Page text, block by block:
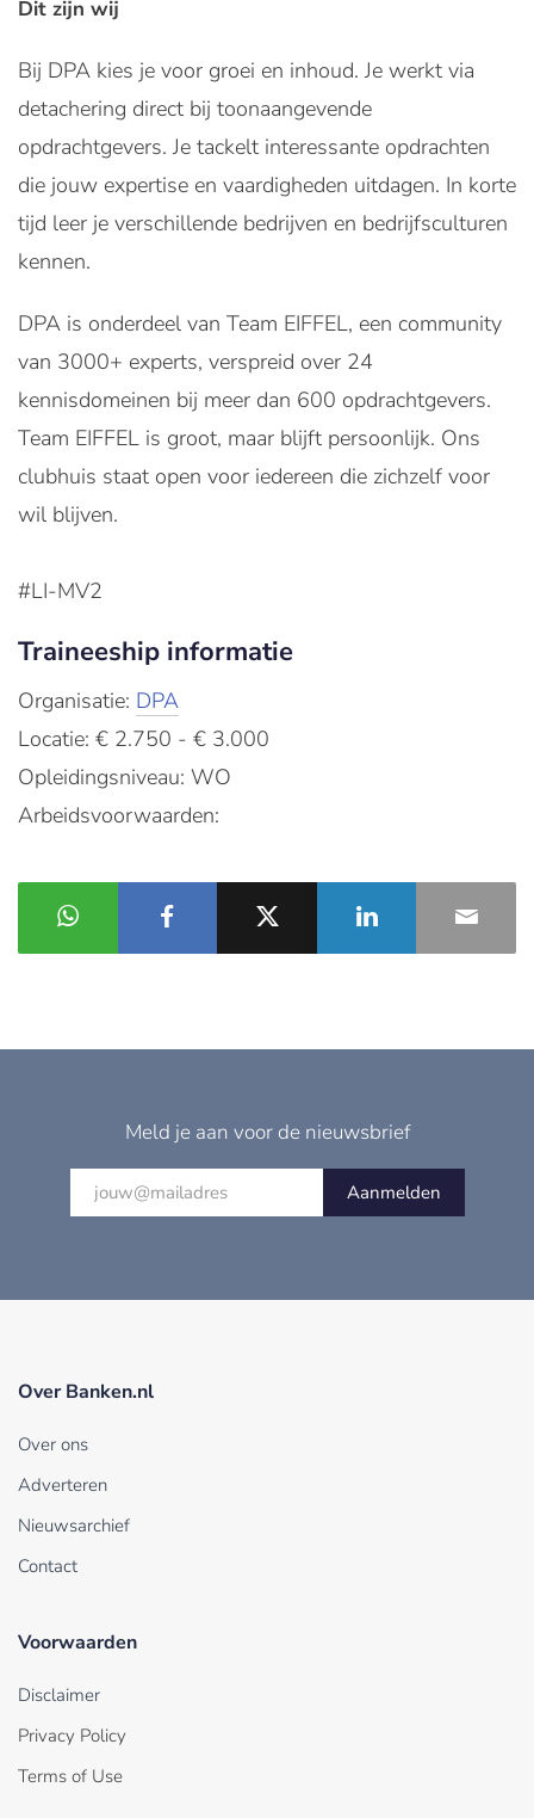
Dit zijn wij
Bij DPA kies je voor groei en inhoud. Je werkt via
detachering direct bij toonaangevende
opdrachtgevers. Je tackelt interessante opdrachten
die jouw expertise en vaardigheden uitdagen. In korte
tijd leer je verschillende bedrijven en bedrijfsculturen
kennen.
DPA is onderdeel van Team EIFFEL, een community
van 3000+ experts, verspreid over 24
kennisdomeinen bij meer dan 600 opdrachtgevers.
Team EIFFEL is groot, maar blijft persoonlijk. Ons
clubhuis staat open voor iedereen die zichzelf voor
wil blijven.
#LI-MV2
Traineeship informatie
Organisatie: DPA
Locatie: € 2.750 - € 3.000
Opleidingsniveau: WO
Arbeidsvoorwaarden:
Meld je aan voor de nieuwsbrief
Aanmelden
Over Banken.nl
Over ons
Adverteren
Nieuwsarchief
Contact
Voorwaarden
Disclaimer
Privacy Policy
Terms of Use